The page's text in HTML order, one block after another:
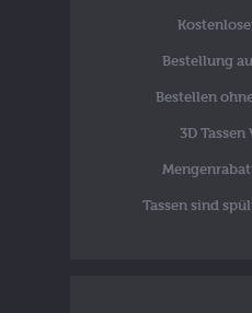
Bestellung
Bestellen
3D
Tassen sind